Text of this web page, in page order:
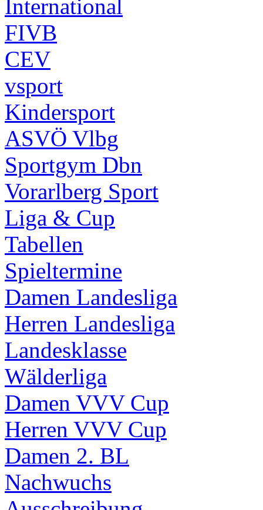
International
FIVB
CEV
vsport
Kindersport
ASVÖ Vlbg
Sportgym Dbn
Vorarlberg Sport
Liga & Cup
Tabellen
Spieltermine
Damen Landesliga
Herren Landesliga
Landesklasse
Wälderliga
Damen VVV Cup
Herren VVV Cup
Damen 2. BL
Nachwuchs